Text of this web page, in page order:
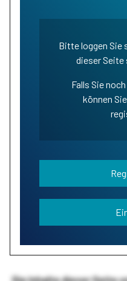
Bitte loggen Sie
dieser Seite
Falls Sie
können